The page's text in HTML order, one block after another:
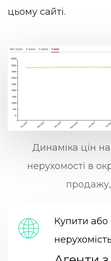
цьому сайті.
Динаміка цін
нерухомості в
Купити
нерухомість